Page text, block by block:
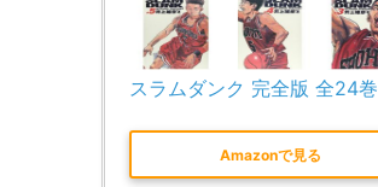
スラムダンク 完全版 全24巻
Amazonで見る